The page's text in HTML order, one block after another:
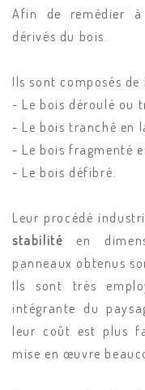
Afin de remédier
dérivés du bois.
Ils sont composés
- Le bois déroulé ou
- Le bois tranché en
- Le bois fragmenté
- Le bois défibré.
Leur procédé
stabilité en
panneaux obtenus
Ils sont très
intégrante du
leur coût est plus
mise en œuvre